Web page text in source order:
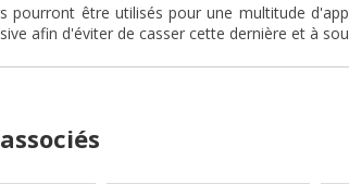
pourront être utilisés pour une multitude
afin d'éviter de casser cette dernière et à